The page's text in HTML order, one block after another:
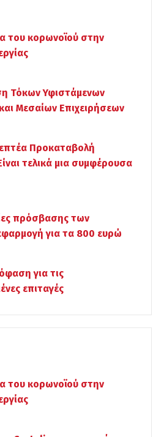
του κορωνοϊού στην
Τόκων Υφιστάμενων
Μεσαίων Επιχειρήσεων
Προκαταβολή
τελικά μια συμφέρουσα
πρόσβασης των
για τα 800 ευρώ
για τις
επιταγές
του κορωνοϊού στην